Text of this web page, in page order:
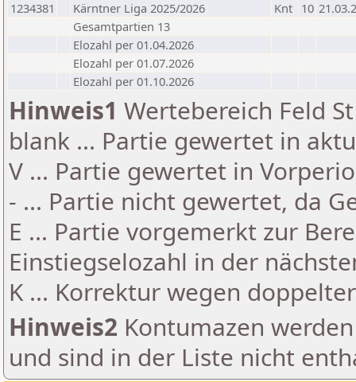
1234381
Kärntner Liga 2025/2026 Knt 10
Gesamtpartien 13
Elozahl per 01.04.2026
Elozahl per 01.07.2026
Elozahl per 01.10.2026
Hinweis1 Wertebereich Feld
blank ... Partie gewertet in
V ... Partie gewertet in
- ... Partie nicht gewertet, da
E ... Partie vorgemerkt zur
Einstiegselozahl in der
K ... Korrektur wegen
Hinweis2 Kontumazen
und sind in der Liste nicht